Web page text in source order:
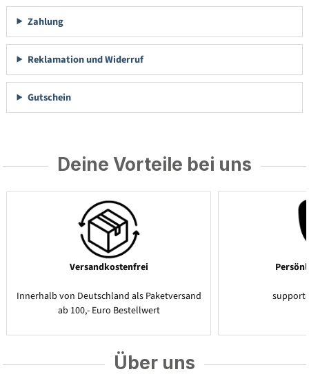
Zahlung
Reklamation und Widerruf
Gutschein
Deine Vorteile bei uns
Versandkostenfrei
Innerhalb von Deutschland als Paketversand
ab 100,- Euro Bestellwert
Über uns